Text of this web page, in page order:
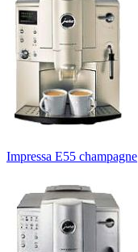
Impressa E55 champagne